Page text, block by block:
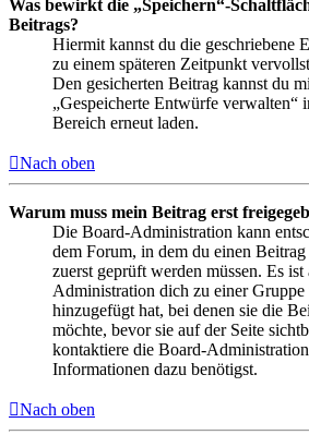
Was bewirkt die „Speichern“-
Beitrags?
Hiermit kannst du die geschriebene
zu einem späteren Zeitpunkt
Den gesicherten Beitrag kannst du
„Gespeicherte Entwürfe verwalten“
Bereich erneut laden.
Nach oben
Warum muss mein Beitrag erst
Die Board-Administration kann
dem Forum, in dem du einen
zuerst geprüft werden müssen. Es
Administration dich zu einer Gruppe
hinzugefügt hat, bei denen sie die
möchte, bevor sie auf der Seite
kontaktiere die Board-
Informationen dazu benötigst.
Nach oben